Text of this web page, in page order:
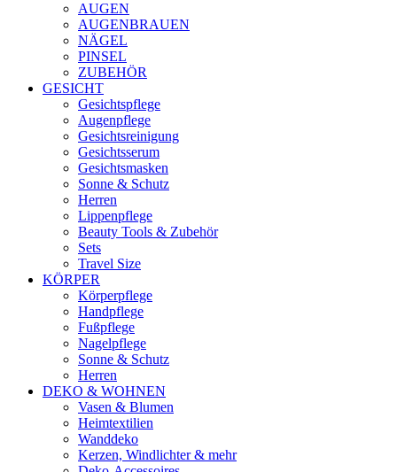
AUGEN
AUGENBRAUEN
NÄGEL
PINSEL
ZUBEHÖR
GESICHT
Gesichtspflege
Augenpflege
Gesichtsreinigung
Gesichtsserum
Gesichtsmasken
Sonne & Schutz
Herren
Lippenpflege
Beauty Tools & Zubehör
Sets
Travel Size
KÖRPER
Körperpflege
Handpflege
Fußpflege
Nagelpflege
Sonne & Schutz
Herren
DEKO & WOHNEN
Vasen & Blumen
Heimtextilien
Wanddeko
Kerzen, Windlichter & mehr